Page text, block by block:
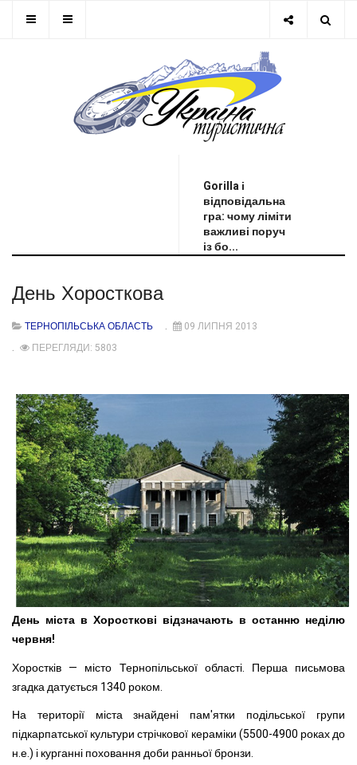
Gorilla і
відповідальна
гра: чому ліміти
важливі поруч
із бо...
День Хоросткова
ТЕРНОПІЛЬСЬКА ОБЛАСТЬ
09 ЛИПНЯ 2013
ПЕРЕГЛЯДИ: 5803
День міста в Хоросткові відзначають в останню неділю
червня!
Хоростків — місто Тернопільської області. Перша письмова
згадка датується 1340 роком.
На території міста знайдені пам'ятки подільської групи
підкарпатської культури стрічкової кераміки (5500-4900 роках до
н.е.) і курганні поховання доби ранньої бронзи.